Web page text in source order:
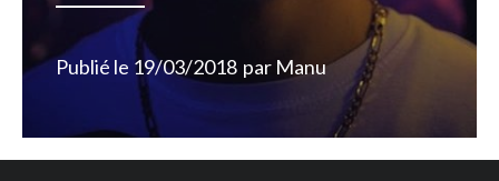
Publié le 19/03/2018 par Manu